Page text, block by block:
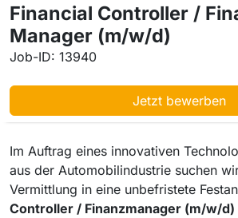
Financial Controller /
Manager (m/w/d)
Job-ID: 13940
Jetzt bewerben
Im Auftrag eines innovativen
aus der Automobilindustrie suchen
Vermittlung in eine unbefristete
Controller / Finanzmanager (m/w/d)